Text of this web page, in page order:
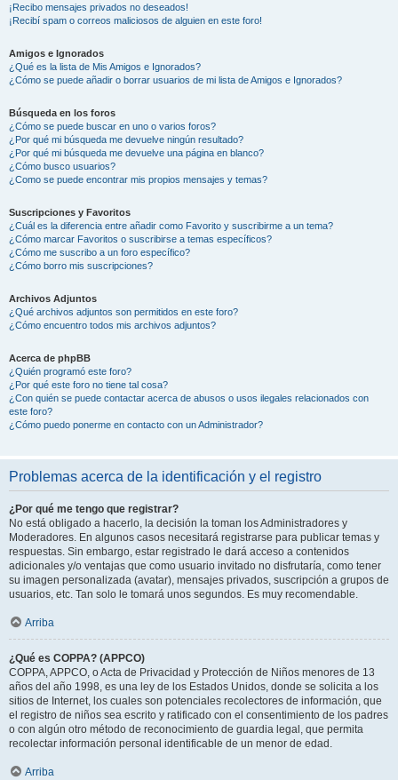
¡Recibo mensajes privados no deseados!
¡Recibí spam o correos maliciosos de alguien en este foro!
Amigos e Ignorados
¿Qué es la lista de Mis Amigos e Ignorados?
¿Cómo se puede añadir o borrar usuarios de mi lista de Amigos e Ignorados?
Búsqueda en los foros
¿Cómo se puede buscar en uno o varios foros?
¿Por qué mi búsqueda me devuelve ningún resultado?
¿Por qué mi búsqueda me devuelve una página en blanco?
¿Cómo busco usuarios?
¿Como se puede encontrar mis propios mensajes y temas?
Suscripciones y Favoritos
¿Cuál es la diferencia entre añadir como Favorito y suscribirme a un tema?
¿Cómo marcar Favoritos o suscribirse a temas específicos?
¿Cómo me suscribo a un foro específico?
¿Cómo borro mis suscripciones?
Archivos Adjuntos
¿Qué archivos adjuntos son permitidos en este foro?
¿Cómo encuentro todos mis archivos adjuntos?
Acerca de phpBB
¿Quién programó este foro?
¿Por qué este foro no tiene tal cosa?
¿Con quién se puede contactar acerca de abusos o usos ilegales relacionados con
este foro?
¿Cómo puedo ponerme en contacto con un Administrador?
Problemas acerca de la identificación y el registro
¿Por qué me tengo que registrar?
No está obligado a hacerlo, la decisión la toman los Administradores y
Moderadores. En algunos casos necesitará registrarse para publicar temas y
respuestas. Sin embargo, estar registrado le dará acceso a contenidos
adicionales y/o ventajas que como usuario invitado no disfrutaría, como tener
su imagen personalizada (avatar), mensajes privados, suscripción a grupos de
usuarios, etc. Tan solo le tomará unos segundos. Es muy recomendable.
Arriba
¿Qué es COPPA? (APPCO)
COPPA, APPCO, o Acta de Privacidad y Protección de Niños menores de 13
años del año 1998, es una ley de los Estados Unidos, donde se solicita a los
sitios de Internet, los cuales son potenciales recolectores de información, que
el registro de niños sea escrito y ratificado con el consentimiento de los padres
o con algún otro método de reconocimiento de guardia legal, que permita
recolectar información personal identificable de un menor de edad.
Arriba